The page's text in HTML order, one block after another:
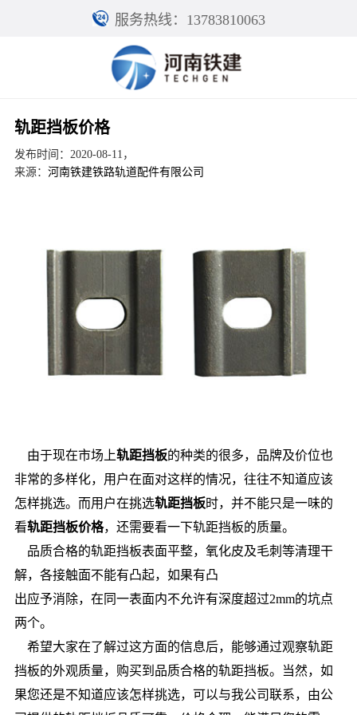
服务热线：13783810063
轨距挡板价格
发布时间：2020-08-11，
来源： 河南铁建铁路轨道配件有限公司
由于现在市场上轨距挡板的种类的很多，品牌及价位也
非常的多样化，用户在面对这样的情况，往往不知道应该
怎样挑选。而用户在挑选轨距挡板时，并不能只是一味的
看轨距挡板价格，还需要看一下轨距挡板的质量。
品质合格的轨距挡板表面平整，氧化皮及毛刺等清理干
解，各接触面不能有凸起，如果有凸
出应予消除，在同一表面内不允许有深度超过2mm的坑点
两个。
希望大家在了解过这方面的信息后，能够通过观察轨距
挡板的外观质量，购买到品质合格的轨距挡板。当然，如
果您还是不知道应该怎样挑选，可以与我公司联系，由公